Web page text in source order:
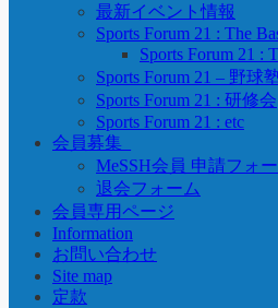
最新イベント情報
Sports Forum 21 : The
Sports Forum 21 :
Sports Forum 21 – 野球
Sports Forum 21 : 研修会
Sports Forum 21 : etc
会員募集_
MeSSH会員 申請フォ
退会フォーム
会員専用ページ
Information
お問い合わせ
Site map
定款